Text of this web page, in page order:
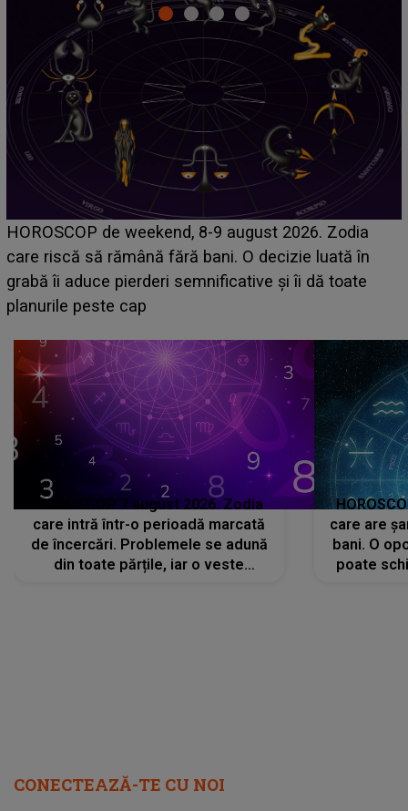
Emanuel a ținut ACEST DETALIU ASCUNS până
acum! În fața Alexandrei, concurentul din Casa
face o MĂRTURISIRE NEAȘTEPTATĂ despre
sa: "I-am spus și ei în față, eu nu te iubesc pentru
HOROSCOP 7 august 2026. Zodia
care intră într-o perioadă marcată
de încercări. Problemele se adună
din toate părțile, iar o veste
care are
bani. O
poate
CONECTEAZĂ-TE CU NOI